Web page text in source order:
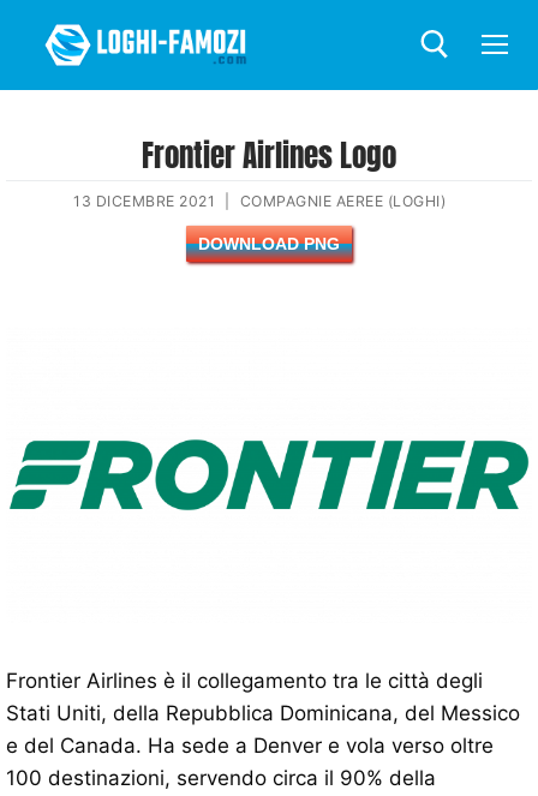
Frontier Airlines Logo
13 DICEMBRE 2021 COMPAGNIE AEREE (LOGHI)
DOWNLOAD PNG
Frontier Airlines è il collegamento tra le città degli
Stati Uniti, della Repubblica Dominicana, del Messico
e del Canada. Ha sede a Denver e vola verso oltre
100 destinazioni, servendo circa il 90% della